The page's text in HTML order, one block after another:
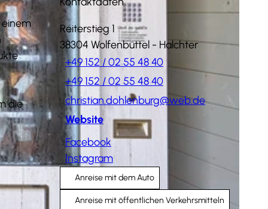
die
Reiterstieg 1
38304 Wolfenbüttel - Halchter
+49 152 / 02 55 48 40
+49 152 / 02 55 48 40
christian.dohlenburg@web.de
Website
Facebook
Instagram
Anreise mit dem Auto
Anreise mit öffentlichen Verkehrsmitteln